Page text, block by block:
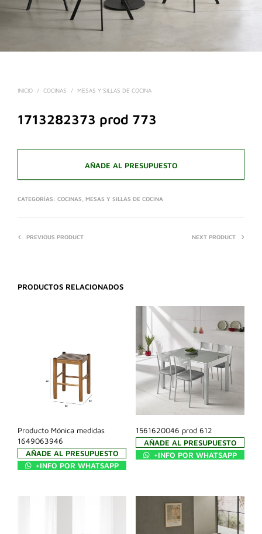
INICIO / COCINAS / MESAS Y SILLAS DE COCINA
1713282373 prod 773
AÑADE AL PRESUPUESTO
CATEGORÍAS: COCINAS MESAS Y SILLAS DE COCINA
PREVIOUS PRODUCT NEXT PRODUCT
PRODUCTOS RELACIONADOS
Producto Mónica medidas
1649063946
AÑADE AL PRESUPUESTO
+INFO POR WHATSAPP
1561620046 prod 612
AÑADE AL PRESUPUESTO
+INFO POR WHATSAPP